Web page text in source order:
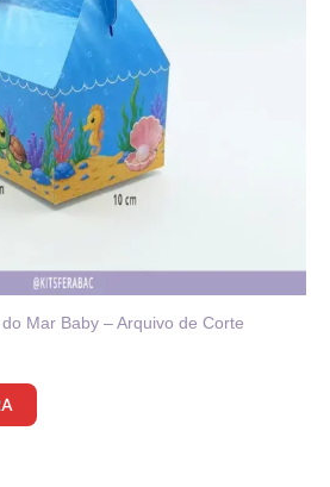
Mar Baby – Arquivo de Corte